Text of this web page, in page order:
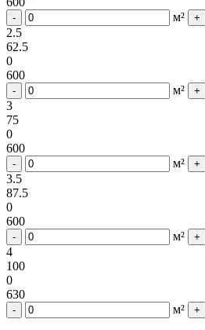
- м² +
2.5
62.5
0
600
- м² +
3
75
0
600
- м² +
3.5
87.5
0
600
- м² +
4
100
0
630
- м² +